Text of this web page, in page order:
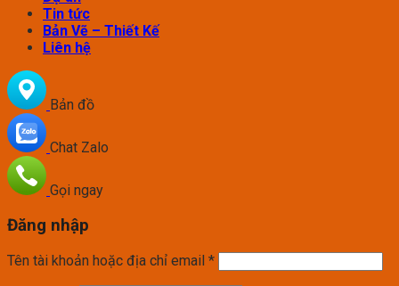
Tin tức
Bản Vẽ – Thiết Kế
Liên hệ
Bản đồ
Chat Zalo
Gọi ngay
Đăng nhập
Tên tài khoản hoặc địa chỉ email *